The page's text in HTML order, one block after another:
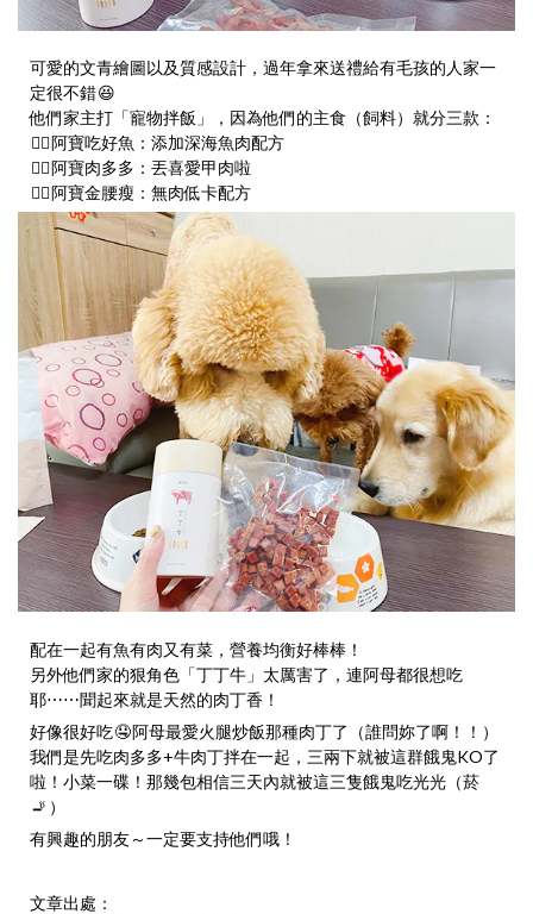
可愛的文青繪圖以及質感設計，過年拿來送禮給有毛孩的人家一
定很不錯😆
他們家主打「寵物拌飯」，因為他們的主食（飼料）就分三款：
👉🏻阿寶吃好魚：添加深海魚肉配方
👉🏻阿寶肉多多：丟喜愛甲肉啦
👉🏻阿寶金腰瘦：無肉低卡配方
配在一起有魚有肉又有菜，營養均衡好棒棒！
另外他們家的狠角色「丁丁牛」太厲害了，連阿母都很想吃
耶⋯⋯聞起來就是天然的肉丁香！
好像很好吃🤤阿母最愛火腿炒飯那種肉丁了（誰問妳了啊！！）
我們是先吃肉多多+牛肉丁拌在一起，三兩下就被這群餓鬼KO了
啦！小菜一碟！那幾包相信三天內就被這三隻餓鬼吃光光（菸
🚬 ）
有興趣的朋友～一定要支持他們哦！
文章出處：